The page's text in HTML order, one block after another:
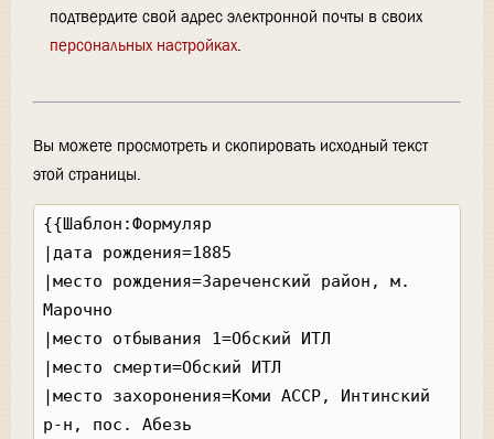
подтвердите свой адрес электронной почты в своих
персональных настройках.
Вы можете просмотреть и скопировать исходный текст
этой страницы.